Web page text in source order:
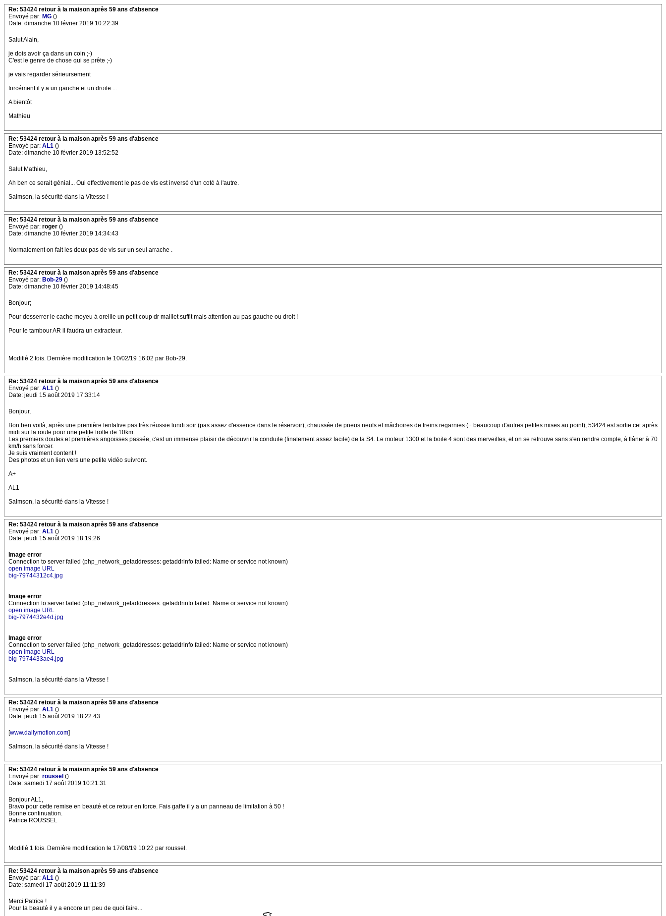
Re: 53424 retour à la maison après 59 ans d'absence
Envoyé par: MG ()
Date: dimanche 10 février 2019 10:22:39
Salut Alain,
je dois avoir ça dans un coin ;-)
C'est le genre de chose qui se prête ;-)
je vais regarder sérieursement
forcément il y a un gauche et un droite ...
A bientôt
Mathieu
Re: 53424 retour à la maison après 59 ans d'absence
Envoyé par: AL1 ()
Date: dimanche 10 février 2019 13:52:52
Salut Mathieu,
Ah ben ce serait génial... Oui effectivement le pas de vis est inversé d'un coté à l'autre.
Salmson, la sécurité dans la Vitesse !
Re: 53424 retour à la maison après 59 ans d'absence
Envoyé par: roger ()
Date: dimanche 10 février 2019 14:34:43
Normalement on fait les deux pas de vis sur un seul arrache .
Re: 53424 retour à la maison après 59 ans d'absence
Envoyé par: Bob-29 ()
Date: dimanche 10 février 2019 14:48:45
Bonjour;
Pour desserrer le cache moyeu à oreille un petit coup dr maillet suffit mais attention au pas gauche ou droit !
Pour le tambour AR il faudra un extracteur.
Modifié 2 fois. Dernière modification le 10/02/19 16:02 par Bob-29.
Re: 53424 retour à la maison après 59 ans d'absence
Envoyé par: AL1 ()
Date: jeudi 15 août 2019 17:33:14
Bonjour,
Bon ben voilà, après une première tentative pas très réussie lundi soir (pas assez d'essence dans le réservoir), chaussée de pneus neufs et mâchoires de freins regarnies (+ beaucoup d'autres petites mises au point), 53424 est sortie cet après
midi sur la route pour une petite trotte de 10km.
Les premiers doutes et premières angoisses passée, c'est un immense plaisir de découvrir la conduite (finalement assez facile) de la S4. Le moteur 1300 et la boite 4 sont des merveilles, et on se retrouve sans s'en rendre compte, à flâner à 70
km/h sans forcer.
Je suis vraiment content !
Des photos et un lien vers une petite vidéo suivront.
A+
AL1
Salmson, la sécurité dans la Vitesse !
Re: 53424 retour à la maison après 59 ans d'absence
Envoyé par: AL1 ()
Date: jeudi 15 août 2019 18:19:26
Image error
Connection to server failed (php_network_getaddresses: getaddrinfo failed: Name or service not known)
open image URL
big-79744312c4.jpg
Image error
Connection to server failed (php_network_getaddresses: getaddrinfo failed: Name or service not known)
open image URL
big-7974432e4d.jpg
Image error
Connection to server failed (php_network_getaddresses: getaddrinfo failed: Name or service not known)
open image URL
big-7974433ae4.jpg
Salmson, la sécurité dans la Vitesse !
Re: 53424 retour à la maison après 59 ans d'absence
Envoyé par: AL1 ()
Date: jeudi 15 août 2019 18:22:43
[www.dailymotion.com]
Salmson, la sécurité dans la Vitesse !
Re: 53424 retour à la maison après 59 ans d'absence
Envoyé par: roussel ()
Date: samedi 17 août 2019 10:21:31
Bonjour AL1,
Bravo pour cette remise en beauté et ce retour en force. Fais gaffe il y a un panneau de limitation à 50 !
Bonne continuation.
Patrice ROUSSEL
Modifié 1 fois. Dernière modification le 17/08/19 10:22 par roussel.
Re: 53424 retour à la maison après 59 ans d'absence
Envoyé par: AL1 ()
Date: samedi 17 août 2019 11:11:39
Merci Patrice !
Pour la beauté il y a encore un peu de quoi faire...